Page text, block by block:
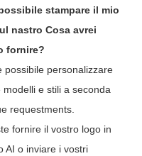
stampare il mio
nastro Cosa avrei
fornire?
possibile personalizzare
modelli e stili a seconda
requestments.
fornire il vostro logo in
AI o inviare i vostri